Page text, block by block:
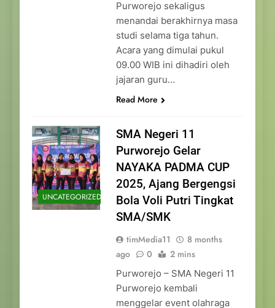
Purworejo sekaligus
menandai berakhirnya masa
studi selama tiga tahun.
Acara yang dimulai pukul
09.00 WIB ini dihadiri oleh
jajaran guru…
Read More
UNCATEGORIZED
SMA Negeri 11
Purworejo Gelar
NAYAKA PADMA CUP
2025, Ajang Bergengsi
Bola Voli Putri Tingkat
SMA/SMK
timMedia11
8 months
ago
0 2 mins
Purworejo – SMA Negeri 11
Purworejo kembali
menggelar event olahraga